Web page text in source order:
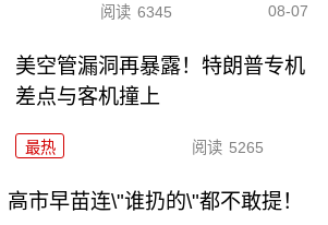
阅读 6345 08-07
美空管漏洞再暴露！特朗普专机
差点与客机撞上
最热 阅读 5265
市早苗连\"谁扔的\"都不敢提！